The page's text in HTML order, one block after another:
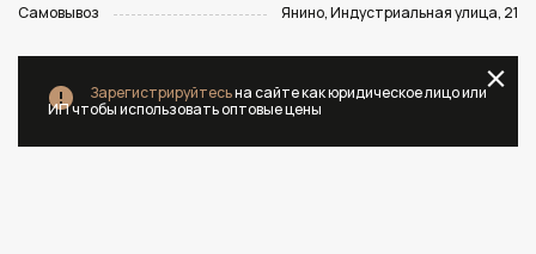
Самовывоз
Янино, Индустриальная улица, 21
Зарегистрируйтесьна сайте как юридическое лицо или
ИП чтобы использовать оптовые цены